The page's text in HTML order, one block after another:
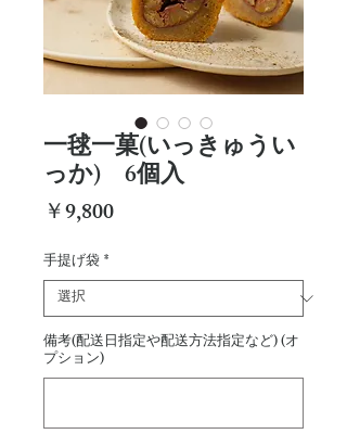
一毬一菓(いっきゅうい
っか) 6個入
￥9,800価
手提げ袋*
備考(配送日指定や配送方法指定など) (オ
プション)